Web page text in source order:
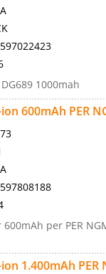
1000mah
600mAh PER
per PER
1.400mAh PER